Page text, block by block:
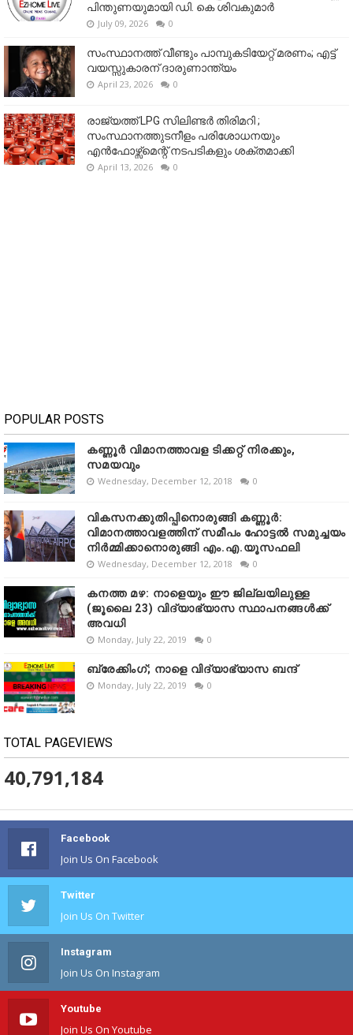
പിന്തുണയുമായി ഡി. കെ ശിവകുമാർ
July 09, 2026 0
സംസ്ഥാനത്ത് വീണ്ടും പാമ്പുകടിയേറ്റ് മരണം; എട്ട്
വയസ്സുകാരന് ദാരുണാന്ത്യം
April 23, 2026 0
രാജ്യത്ത് LPG സിലിണ്ടർ തിരിമറി ;
സംസ്ഥാനത്തുടനീളം പരിശോധനയും
എൻഫോഴ്സ്മെന്റ് നടപടികളും ശക്തമാക്കി
April 13, 2026 0
POPULAR POSTS
കണ്ണൂർ വിമാനത്താവള ടിക്കറ്റ് നിരക്കും,
സമയവും
Wednesday, December 12, 2018 0
വികസനക്കുതിപ്പിനൊരുങ്ങി കണ്ണൂർ:
വിമാനത്താവളത്തിന് സമീപം ഹോട്ടൽ സമുച്ചയം
നിർമ്മിക്കാനൊരുങ്ങി എം.എ.യൂസഫലി
Wednesday, December 12, 2018 0
കനത്ത മഴ: നാളെയും ഈ ജില്ലയിലുള്ള
(ജൂലൈ 23) വിദ്യാഭ്യാസ സ്ഥാപനങ്ങൾക്ക്
അവധി
Monday, July 22, 2019 0
ബ്രേക്കിംഗ്; നാളെ വിദ്യാഭ്യാസ ബന്ദ്
Monday, July 22, 2019 0
TOTAL PAGEVIEWS
40,791,184
Facebook
Join Us On Facebook
Twitter
Join Us On Twitter
Instagram
Join Us On Instagram
Youtube
Join Us On Youtube